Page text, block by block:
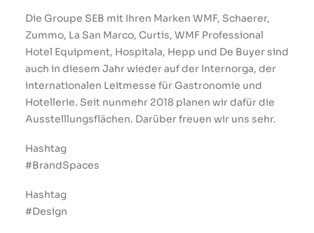
Die Groupe SEB mit Ihren Marken WMF, Schaerer,
Zummo, La San Marco, Curtis, WMF Professional
Hotel Equipment, Hospitala, Hepp und De Buyer sind
auch in diesem Jahr wieder auf der Internorga, der
internationalen Leitmesse für Gastronomie und
Hotellerie. Seit nunmehr 2018 planen wir dafür die
Ausstelllungsflächen. Darüber freuen wir uns sehr.
Hashtag
#BrandSpaces
Hashtag
#Design